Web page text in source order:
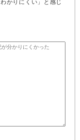
かりにくい」と感じ